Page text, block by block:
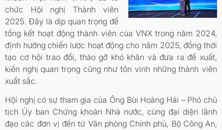
chức Hội nghị Thành viên
2025. Đây là dịp quan trọng để
tổng kết hoạt động thành viên của VNX trong năm 2024,
định hướng chiến lược hoạt động cho năm 2025, đồng thời
tạo cơ hội trao đổi, tháo gỡ khó khăn và đưa ra đề xuất,
kiến nghị quan trọng cũng như tôn vinh những thành viên
xuất sắc.
Hội nghị có sự tham gia của Ông Bùi Hoàng Hải – Phó chủ
tịch Ủy ban Chứng khoán Nhà nước, cùng đại diện lãnh
đạo các đơn vị đến từ Văn phòng Chính phủ, Bộ Công An,